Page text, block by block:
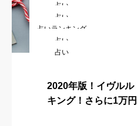
2024年誕生日ランキ
位〜366位強運まとめ
ダウンタウンDX★芸
ランキング！星座×
とめてみました。
占い
ぷれあでぃす玲奈の
いランキング一覧ま
占い
シウマの2022年携
占いランキング
万倍日・寅の日・巳
婚・入籍・引越し
占い
グ結果はこちら！
占い
2020年版！イヴル
キング！さらに1万